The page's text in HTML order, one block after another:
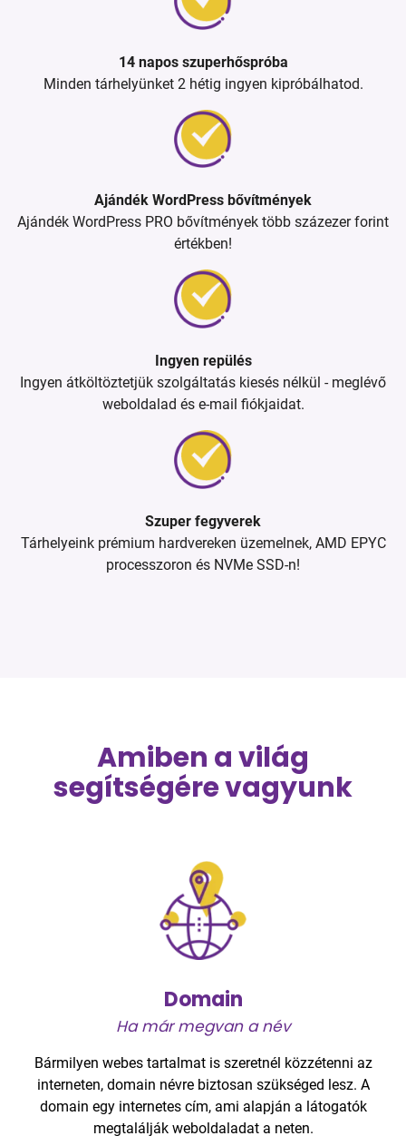
14 napos szuperhőspróba
Minden tárhelyünket 2 hétig ingyen kipróbálhatod.
Ajándék WordPress bővítmények
Ajándék WordPress PRO bővítmények több százezer forint
értékben!
Ingyen repülés
Ingyen átköltöztetjük szolgáltatás kiesés nélkül - meglévő
weboldalad és e-mail fiókjaidat.
Szuper fegyverek
Tárhelyeink prémium hardvereken üzemelnek, AMD EPYC
processzoron és NVMe SSD-n!
Amiben a világ
segítségére vagyunk
Domain
Ha már megvan a név
Bármilyen webes tartalmat is szeretnél közzétenni az
interneten, domain névre biztosan szükséged lesz. A
domain egy internetes cím, ami alapján a látogatók
megtalálják weboldaladat a neten.